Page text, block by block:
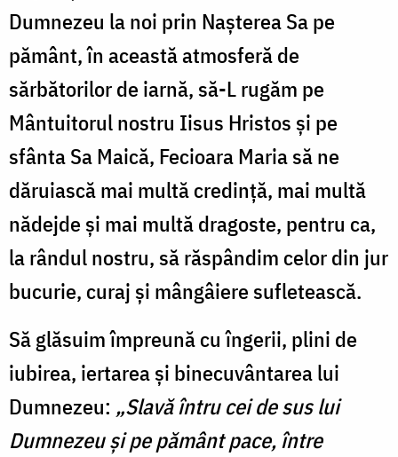
Dumnezeu la noi prin Nașterea Sa pe
pământ, în această atmosferă de
sărbătorilor de iarnă, să-L rugăm pe
Mântuitorul nostru Iisus Hristos și pe
sfânta Sa Maică, Fecioara Maria să ne
dăruiască mai multă credință, mai multă
nădejde și mai multă dragoste, pentru ca,
la rândul nostru, să răspândim celor din jur
bucurie, curaj și mângâiere sufletească.
Să glăsuim împreună cu îngerii, plini de
iubirea, iertarea și binecuvântarea lui
Dumnezeu: „Slavă întru cei de sus lui
Dumnezeu și pe pământ pace, între